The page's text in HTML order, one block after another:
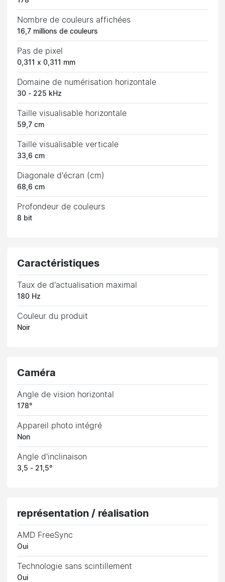
Nombre de couleurs affichées
16,7 millions de couleurs
Pas de pixel
0,311 x 0,311 mm
Domaine de numérisation horizontale
30 - 225 kHz
Taille visualisable horizontale
59,7 cm
Taille visualisable verticale
33,6 cm
Diagonale d'écran (cm)
68,6 cm
Profondeur de couleurs
8 bit
Caractéristiques
Taux de d'actualisation maximal
180 Hz
Couleur du produit
Noir
Caméra
Angle de vision horizontal
178°
Appareil photo intégré
Non
Angle d'inclinaison
3,5 - 21,5°
représentation / réalisation
AMD FreeSync
Oui
Technologie sans scintillement
Oui